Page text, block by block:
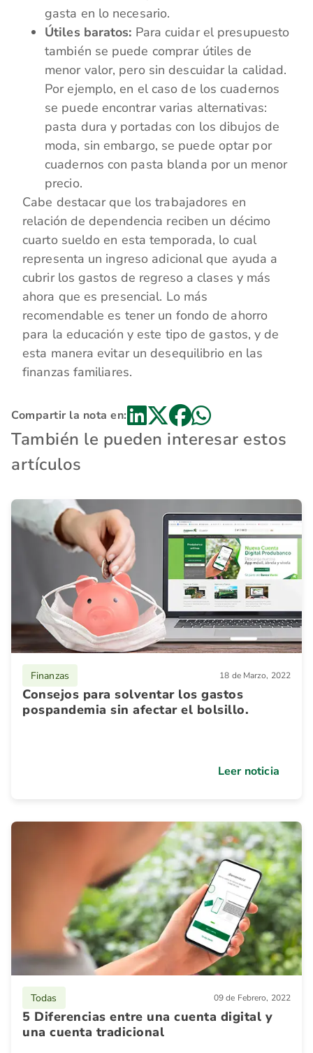
gasta en lo necesario.
Útiles baratos: Para cuidar el presupuesto
también se puede comprar útiles de
menor valor, pero sin descuidar la calidad.
Por ejemplo, en el caso de los cuadernos
se puede encontrar varias alternativas:
pasta dura y portadas con los dibujos de
moda, sin embargo, se puede optar por
cuadernos con pasta blanda por un menor
precio.
Cabe destacar que los trabajadores en
relación de dependencia reciben un décimo
cuarto sueldo en esta temporada, lo cual
representa un ingreso adicional que ayuda a
cubrir los gastos de regreso a clases y más
ahora que es presencial. Lo más
recomendable es tener un fondo de ahorro
para la educación y este tipo de gastos, y de
esta manera evitar un desequilibrio en las
finanzas familiares.
Compartir la nota en:
También le pueden interesar estos
artículos
Finanzas 18 de Marzo, 2022
Consejos para solventar los gastos
pospandemia sin afectar el bolsillo.
Leer noticia
Todas 09 de Febrero, 2022
5 Diferencias entre una cuenta digital y
una cuenta tradicional